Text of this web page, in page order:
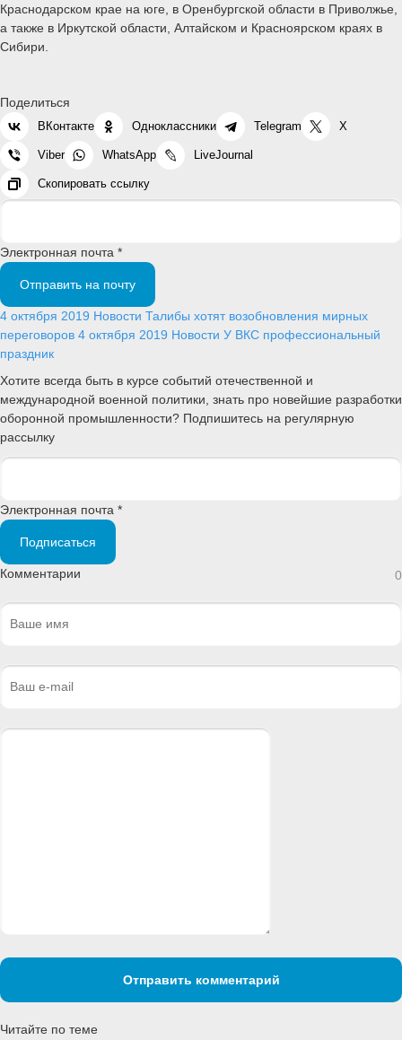
Краснодарском крае на юге, в Оренбургской области в Приволжье,
а также в Иркутской области, Алтайском и Красноярском краях в
Сибири.
Поделиться
ВКонтакте Одноклассники Telegram X
Viber WhatsApp LiveJournal
Скопировать ссылку
Электронная почта *
Отправить на почту
4 октября 2019 Новости Талибы хотят возобновления мирных
переговоров 4 октября 2019 Новости У ВКС профессиональный
праздник
Хотите всегда быть в курсе событий отечественной и
международной военной политики, знать про новейшие разработки
оборонной промышленности? Подпишитесь на регулярную
рассылку
Электронная почта *
Подписаться
Комментарии 0
Отправить комментарий
Читайте по теме